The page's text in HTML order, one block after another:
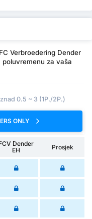
Verbroedering Dender
za vaša
0.5 ~ 3 (1P./2P.)
ONLY
Dender
EH
Prosjek